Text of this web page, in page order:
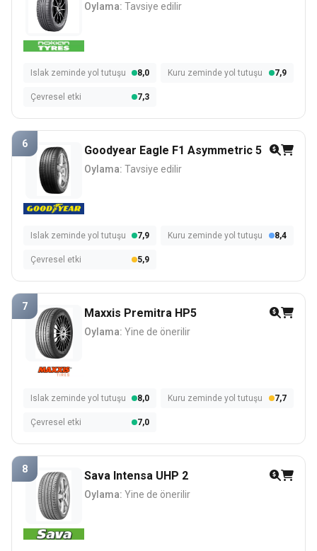
Oylama: Tavsiye edilir
Islak zeminde yol tutuşu 8,0 Kuru zeminde yol tutuşu 7,9
Çevresel etki 7,3
6 Goodyear Eagle F1 Asymmetric 5
Oylama: Tavsiye edilir
Islak zeminde yol tutuşu 7,9 Kuru zeminde yol tutuşu 8,4
Çevresel etki 5,9
7 Maxxis Premitra HP5
Oylama: Yine de önerilir
Islak zeminde yol tutuşu 8,0 Kuru zeminde yol tutuşu 7,7
Çevresel etki 7,0
8 Sava Intensa UHP 2
Oylama: Yine de önerilir